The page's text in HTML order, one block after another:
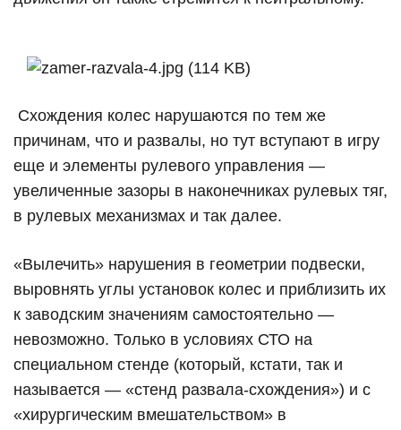
Схождения колес нарушаются по тем же
причинам, что и развалы, но тут вступают в игру
еще и элементы рулевого управления —
увеличенные зазоры в наконечниках рулевых тяг,
в рулевых механизмах и так далее.
«Вылечить» нарушения в геометрии подвески,
выровнять углы установок колес и приблизить их
к заводским значениям самостоятельно —
невозможно. Только в условиях СТО на
специальном стенде (который, кстати, так и
называется — «стенд развала-схождения») и с
«хирургическим вмешательством» в